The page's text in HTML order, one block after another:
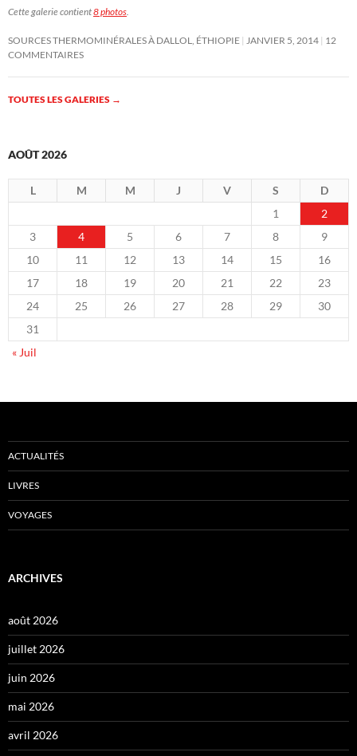
Cette galerie contient8 photos.
SOURCES THERMOMINÉRALES À DALLOL, ÉTHIOPIE JANVIER 5, 2014 12
COMMENTAIRES
TOUTES LES GALERIES →
AOÛT 2026
L M M J V S
D
1
2
3
4 5 6 7 8
9
10
11 12 13 14 15
16
17
18 19 20 21 22
23
24
25 26 27 28 29
30
31
« Juil
ACTUALITÉS
LIVRES
VOYAGES
ARCHIVES
août 2026
juillet 2026
juin 2026
mai 2026
avril 2026